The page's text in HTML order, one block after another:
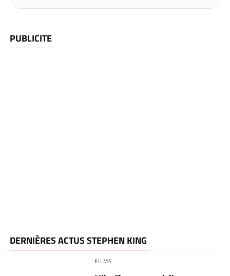
PUBLICITE
DERNIÈRES ACTUS STEPHEN KING
FILMS